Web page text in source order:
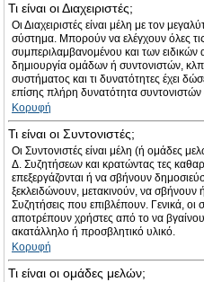
Τι είναι οι Διαχειριστές;
Οι Διαχειριστές είναι μέλη με τον
σύστημα. Μπορούν να ελέγχουν όλες
συμπεριλαμβανομένου και των
δημιουργία ομάδων ή συντονιστών,
συστήματος και τι δυνατότητες έχει
επίσης πλήρη δυνατότητα συντονιστών
Κορυφή
Τι είναι οι Συντονιστές;
Οι Συντονιστές είναι μέλη (ή ομάδες
Δ. Συζητήσεων και κρατώντας τες
επεξεργάζονται ή να σβήνουν
ξεκλειδώνουν, μετακινούν, να σβήνουν
Συζητήσεις που επιβλέπουν. Γενικά, οι
αποτρέπουν χρήστες από το να
ακατάλληλο ή προσβλητικό υλικό.
Κορυφή
Τι είναι οι ομάδες μελών;